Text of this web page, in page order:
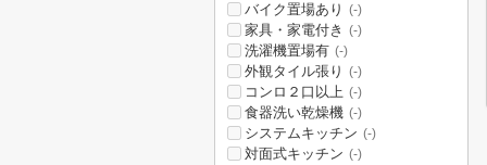
バイク置場あり (-)
家具・家電付き (-)
洗濯機置場有 (-)
外観タイル張り (-)
コンロ２口以上 (-)
食器洗い乾燥機 (-)
システムキッチン (-)
対面式キッチン (-)